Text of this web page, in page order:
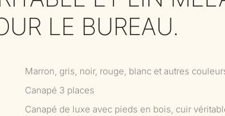
LE BUREAU.
Marron, gris, noir, rouge, blanc et autres
Canapé 3 places
Canapé de luxe avec pieds en bois, cuir